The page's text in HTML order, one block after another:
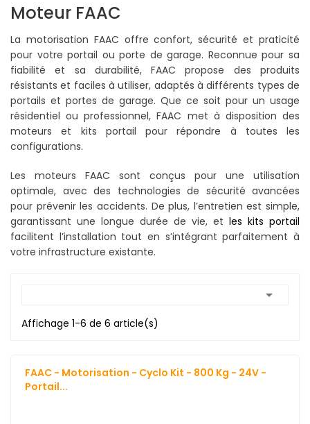
Moteur FAAC
La motorisation FAAC offre confort, sécurité et praticité
pour votre portail ou porte de garage. Reconnue pour sa
fiabilité et sa durabilité, FAAC propose des produits
résistants et faciles à utiliser, adaptés à différents types de
portails et portes de garage. Que ce soit pour un usage
résidentiel ou professionnel, FAAC met à disposition des
moteurs et kits portail pour répondre à toutes les
configurations.
Les moteurs FAAC sont conçus pour une utilisation
optimale, avec des technologies de sécurité avancées
pour prévenir les accidents. De plus, l’entretien est simple,
garantissant une longue durée de vie, et les kits portail
facilitent l’installation tout en s’intégrant parfaitement à
votre infrastructure existante.

Affichage 1-6 de 6 article(s)
FAAC - Motorisation - Cyclo Kit - 800 Kg - 24V -
Portail...